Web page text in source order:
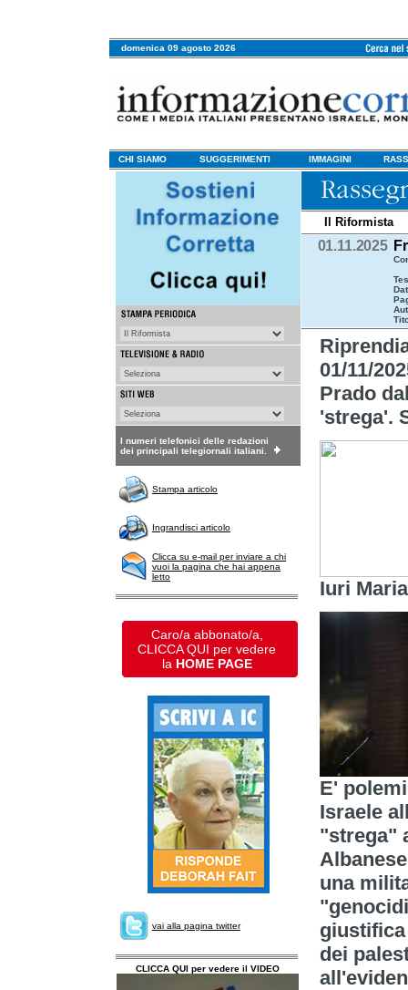
domenica 09 agosto 2026
CHI SIAMO SUGGERIMENTI IMMAGINI
I numeri telefonici delle redazioni
dei principali telegiornali italiani.
Stampa articolo
Ingrandisci articolo
Clicca su e-mail per inviare a chi
vuoi la pagina che hai appena
letto
Caro/a abbonato/a,
CLICCA QUI per vedere
la HOME PAGE
vai alla pagina twitter
CLICCA QUI per vedere il VIDEO
Il Riformista
01.11.2025
01/11/
Prado
'strega'.
Iuri
E'
Israele
"strega"
una
dei